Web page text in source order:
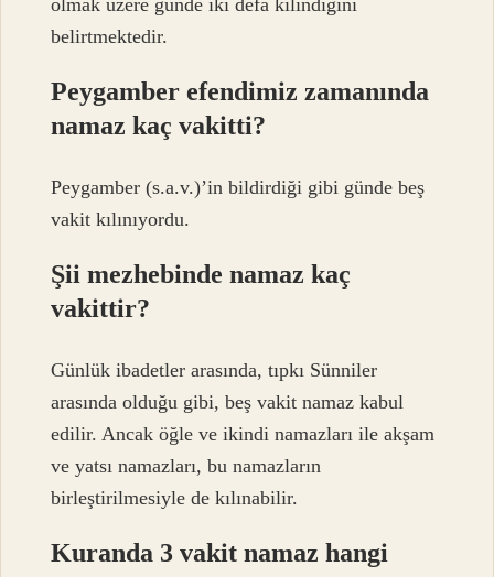
belirtmektedir.
Peygamber efendimiz zamanında
namaz kaç vakitti?
Peygamber (s.a.v.)’in bildirdiği gibi günde beş
vakit kılınıyordu.
Şii mezhebinde namaz kaç
vakittir?
Günlük ibadetler arasında, tıpkı Sünniler
arasında olduğu gibi, beş vakit namaz kabul
edilir. Ancak öğle ve ikindi namazları ile akşam
ve yatsı namazları, bu namazların
birleştirilmesiyle de kılınabilir.
Kuranda 3 vakit namaz hangi